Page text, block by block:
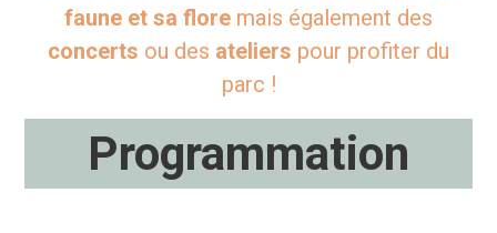
faune et sa flore mais également des
concerts ou des ateliers pour profiter du
parc !
Programmation